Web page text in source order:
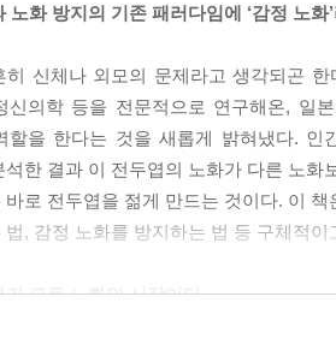
도가 중요하다.
’을 통해 감정의 노화를 방지하고 젊음
극이 필요하므로 그런 자극을 위해 돈을
노화 방지의 기존 패러다임에 ‘감정 노화
히 신체나 외모의 문제라고 생각되곤
신의학 등을 전문적으로 연구해온, 일
할을 한다는 것을 새롭게 밝혀냈다.
석한 결과 이 전두엽의 노화가 다른 노
바로 전두엽을 젊게 만드는 것이다. 이
법, 감정 노화를 방지하는 법 등 구체적
가 모든 노화의 시작이다